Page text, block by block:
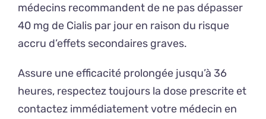
médecins recommandent de ne pas dépasser
40 mg de Cialis par jour en raison du risque
accru d’effets secondaires graves.
Assure une efficacité prolongée jusqu’à 36
heures, respectez toujours la dose prescrite et
contactez immédiatement votre médecin en